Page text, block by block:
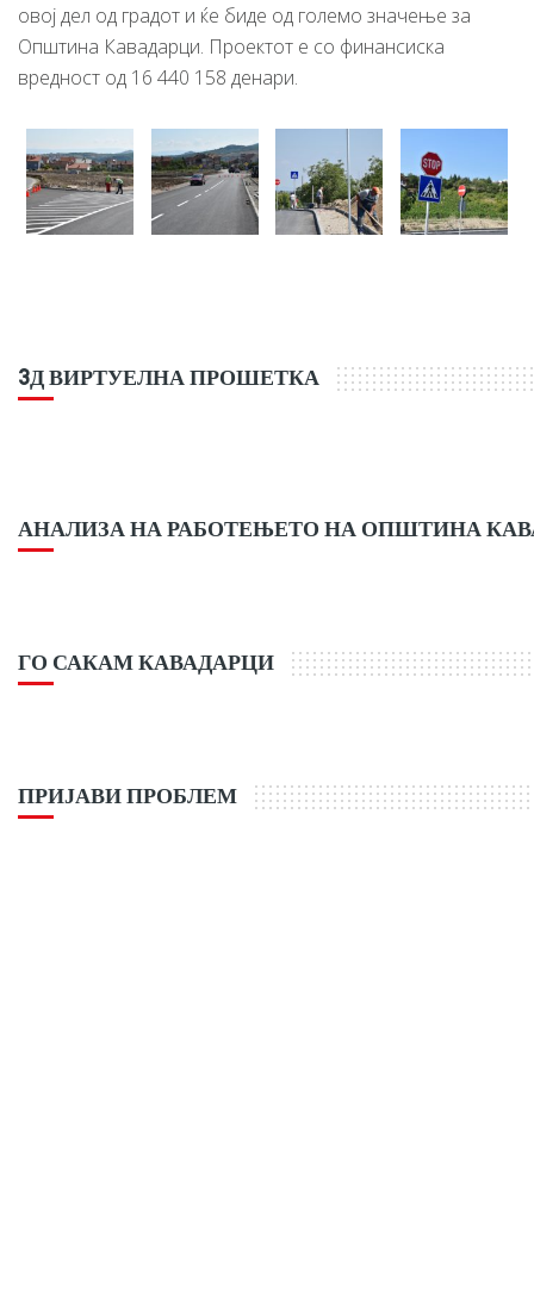
овој дел од градот и ќе биде од големо значење за
Општина Кавадарци. Проектот е со финансиска
вредност од 16 440 158 денари.
3Д ВИРТУЕЛНА ПРОШЕТКА
АНАЛИЗА НА РАБОТЕЊЕТО НА ОПШТИНА
ГО САКАМ КАВАДАРЦИ
ПРИЈАВИ ПРОБЛЕМ